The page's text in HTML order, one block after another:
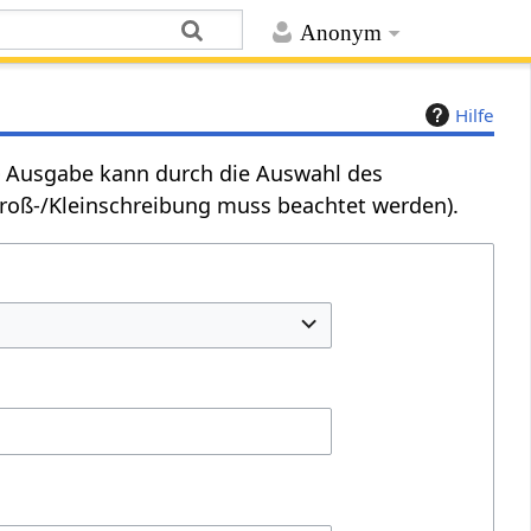
Anonym
Hilfe
kann durch die Auswahl des
Kleinschreibung muss beachtet werden).